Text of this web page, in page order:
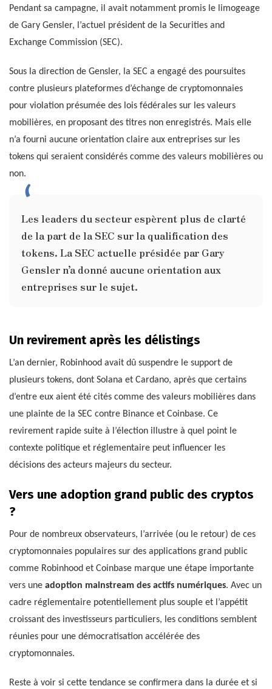
Pendant sa campagne, il avait notamment promis le limogeage
de Gary Gensler, l’actuel président de la Securities and
Exchange Commission (SEC).
Sous la direction de Gensler, la SEC a engagé des poursuites
contre plusieurs plateformes d’échange de cryptomonnaies
pour violation présumée des lois fédérales sur les valeurs
mobilières, en proposant des titres non enregistrés. Mais elle
n’a fourni aucune orientation claire aux entreprises sur les
tokens qui seraient considérés comme des valeurs mobilières ou
non.
Les leaders du secteur espèrent plus de clarté
de la part de la SEC sur la qualification des
tokens. La SEC actuelle présidée par Gary
Gensler n’a donné aucune orientation aux
entreprises sur le sujet.
Un revirement après les délistings
L’an dernier, Robinhood avait dû suspendre le support de
plusieurs tokens, dont Solana et Cardano, après que certains
d’entre eux aient été cités comme des valeurs mobilières dans
une plainte de la SEC contre Binance et Coinbase. Ce
revirement rapide suite à l’élection illustre à quel point le
contexte politique et réglementaire peut influencer les
décisions des acteurs majeurs du secteur.
Vers une adoption grand public des cryptos
?
Pour de nombreux observateurs, l’arrivée (ou le retour) de ces
cryptomonnaies populaires sur des applications grand public
comme Robinhood et Coinbase marque une étape importante
vers une adoption mainstream des actifs numériques. Avec un
cadre réglementaire potentiellement plus souple et l’appétit
croissant des investisseurs particuliers, les conditions semblent
réunies pour une démocratisation accélérée des
cryptomonnaies.
Reste à voir si cette tendance se confirmera dans la durée et si